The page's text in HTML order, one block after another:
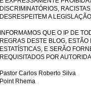
DISCRIMINATÓRIOS,
DESRESPEITEM A
INFORMAMOS QUE O IP DE
REGRAS DESTE BLOG,
ESTATÍSTICAS, E SERÃO
REQUISITADOS POR
Pastor Carlos Roberto Silva
Point Rhema